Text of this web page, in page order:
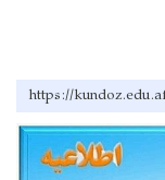
https://